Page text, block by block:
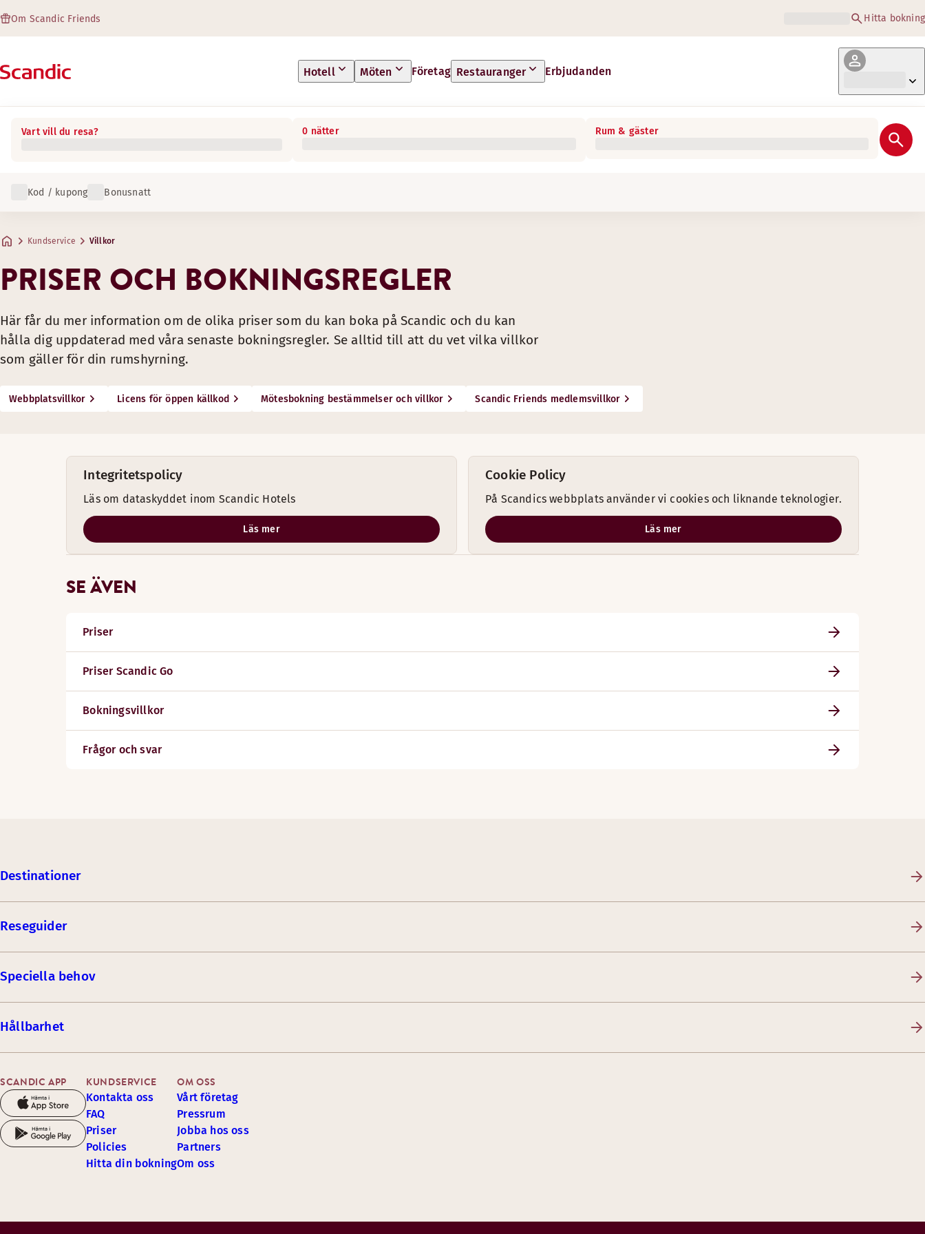
Om Scandic Friends Hitta bokning
Hotell Möten Företag Restauranger Erbjudanden
Vart vill du resa? 0 nätter Rum & gäster
Kod / kupong Bonusnatt
Kundservice Villkor
PRISER OCH BOKNINGSREGLER
Här får du mer information om de olika priser som du kan boka på Scandic och du kan
hålla dig uppdaterad med våra senaste bokningsregler. Se alltid till att du vet vilka villkor
som gäller för din rumshyrning.
Webbplatsvillkor Licens för öppen källkod Mötesbokning bestämmelser och villkor Scandic Friends medlemsvillkor
Integritetspolicy
Läs om dataskyddet inom Scandic Hotels
Läs mer
Cookie Policy
På Scandics webbplats använder vi cookies och liknande teknologier.
Läs mer
SE ÄVEN
Priser
Priser Scandic Go
Bokningsvillkor
Frågor och svar
Destinationer
Reseguider
Speciella behov
Hållbarhet
SCANDIC APP KUNDSERVICE
Kontakta oss
FAQ
Priser
Policies
Hitta din bokning
OM OSS
Vårt företag
Pressrum
Jobba hos oss
Partners
Om oss